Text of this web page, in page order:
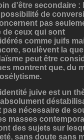
d'être secondaire :
de
pas
de ceux qui sont
comme juifs
soulèvent la
peut être
montrent que, du
juive est un
pas nécessaire de
masses
des sujets sur
sans doute sans